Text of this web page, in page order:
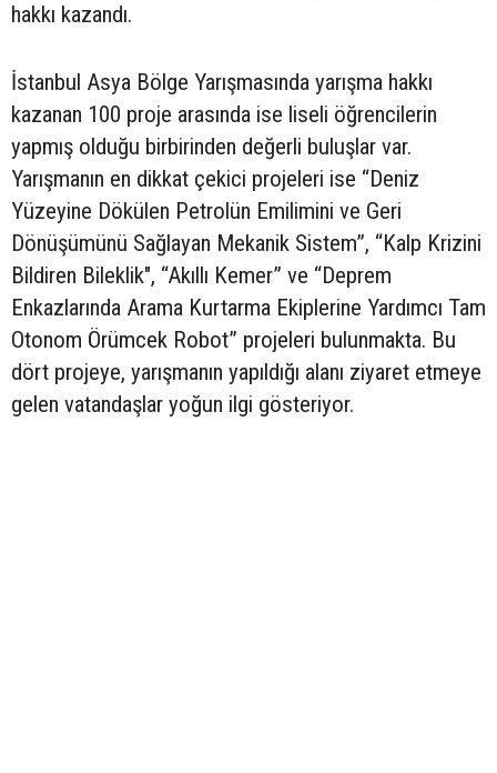
hakkı kazandı.
İstanbul Asya Bölge Yarışmasında yarışma hakkı
kazanan 100 proje arasında ise liseli öğrencilerin
yapmış olduğu birbirinden değerli buluşlar var.
Yarışmanın en dikkat çekici projeleri ise “Deniz
Yüzeyine Dökülen Petrolün Emilimini ve Geri
Dönüşümünü Sağlayan Mekanik Sistem”, “Kalp Krizini
Bildiren Bileklik", “Akıllı Kemer” ve “Deprem
Enkazlarında Arama Kurtarma Ekiplerine Yardımcı Tam
Otonom Örümcek Robot” projeleri bulunmakta. Bu
dört projeye, yarışmanın yapıldığı alanı ziyaret etmeye
gelen vatandaşlar yoğun ilgi gösteriyor.